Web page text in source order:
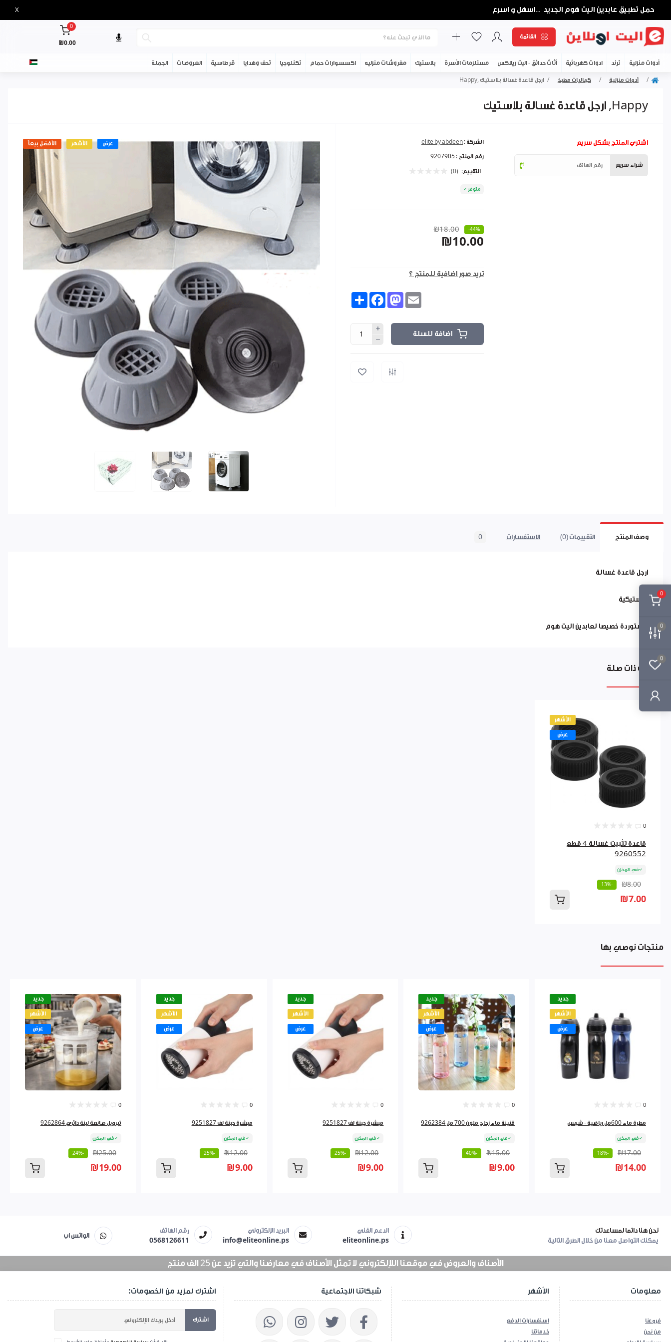
0
0
0
حمل تطبيق عابدين اليت هوم الجديد ...اسهل و اسرع X
القائمة
0
₪0.00
أدوات منزلية ترند ادوات كهربائية أثاث حدائق - اليت ريلاكس مستلزمات الأسرة بلاستيك مفروشات منزليه اكسسوارات حمام تكنلوجيا تحف وهدايا قرطاسية العروضات الجملة
أدوات منزلية كماليات مطبخ ارجل قاعدة غسالة بلاستيك ,Happy
ارجل قاعدة غسالة بلاستيك ,Happy
الأفضل بيعاً الأشهر عرض الشركة : elite by abdeen
رقم المنتج : 9207905
التقييم: (0)
متوفر
₪18.00 -44%
₪10.00
تريد صور اضافية للمنتج ؟
Share FacebookMastodon
اضافة للسلة
اشتري المنتج بشكل سريع
شراء سريع
وصف المنتج التقييمات (0) الاستفسارات 0
ارجل قاعدة غسالة
بلاستيكية
مستوردة خصيصا لعابدين اليت هوم
منتجات ذات صلة
الأشهر
عرض
0
قاعدة تثبيت غسالة 4 قطع
9260552
في المخزن
₪8.00
-13%
₪7.00
منتجات نوصي بها
جديد
الأشهر
عرض
0
مطرة ماء 600مل رياضية - شمس
في المخزن
₪17.00
-18%
₪14.00
جديد
الأشهر
عرض
0
قنينة ماء زجاج ملون 700 مل 9262384
في المخزن
₪15.00
-40%
₪9.00
جديد
الأشهر
عرض
0
مبشرة جبنة لف 9251827
في المخزن
₪12.00
-25%
₪9.00
جديد
الأشهر
عرض
0
مبشرة جبنة لف 9251827
في المخزن
₪12.00
-25%
₪9.00
جديد
الأشهر
عرض
0
تبرويل صانعة لبنة دائري 9262864
في المخزن
₪25.00
-24%
₪19.00
نحن هنا دائما لمساعدتك
يمكنك التواصل معنا من خلال الطرق التالية
الدعم الفني
eliteonline.ps
البريد الإلكتروني
info@eliteonline.ps
رقم الهاتف
0568126611
الواتس اب
الأصناف والعروض في موقعنا اللإلكتروني لا تمثل الأصناف في معارضنا والتي تزيد عن 25 الف منتج
اشترك لمزيد من الخصومات:
اشترك
شبكاتنا الاجتماعية الأشهر
استفسارات الدفع
خدماتنا
معلومات
فروعنا
من نحن